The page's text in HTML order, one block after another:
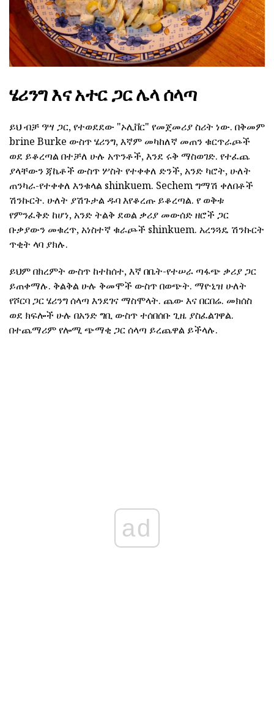
ሄሪንግ እና አተር ጋር ሌላ ሰላጣ
ይህ ብቻ ዓሣ ጋር, የተወደደው "ኦሊቨር" የመጀመሪያ ስሪት ነው. በቅመም
brine Burke ውስጥ ሄሪንግ, እኛም መካከለኛ መጠን ቁርጥራጮች
ወደ ይቆረጣል በተቻለ ሁሉ አጥንቶች, እንደ ሩቅ ማስወገድ. የተፈጨ
ያላቸውን ጃኬቶች ውስጥ ሦስት የተቀቀለ ድንች, አንድ ካሮት, ሁለት
ጠንካራ-የተቀቀለ እንቁላል shinkuem. Sechem ግማሽ ቀለበቶች
ሽንኩርት. ሁለት ያሽጉታል ዱባ እየቆረጡ ይቆረጣል. የ ወቅቱ
የምንፈቅድ ከሆነ, አንድ ትልቅ ደወል ቃሪያ መውሰድ ዘሮች ጋር
ቡቃያውን መቁረጥ, አነስተኛ ቁራጮች shinkuem. አረንጓዴ ሽንኩርት
ጥቂት ላባ ያክሉ.
ይህም በክረምት ውስጥ ከተከሰተ, እኛ በቤት-የተሠራ ጣፋጭ ቃሪያ ጋር
ይጠቀማሉ. ቅልቅል ሁሉ ቅመሞች ውስጥ በወጭት. ማዮኒዝ ሁለት
የሾርባ ጋር ሄሪንግ ሰላጣ እንደገና ማስሞላት. ጨው እና በርበሬ. መክሰስ
ወደ ክፍሎች ሁሉ በአንድ ግቢ ውስጥ ተሰበሰቡ ጊዜ ያስፈልገዋል.
በተጨማሪም የሎሚ ጭማቂ ጋር ሰላጣ ይረጨዋል ይችላሉ.
ad